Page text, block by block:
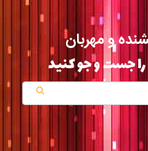
و مهربان
را جست و جو کنید